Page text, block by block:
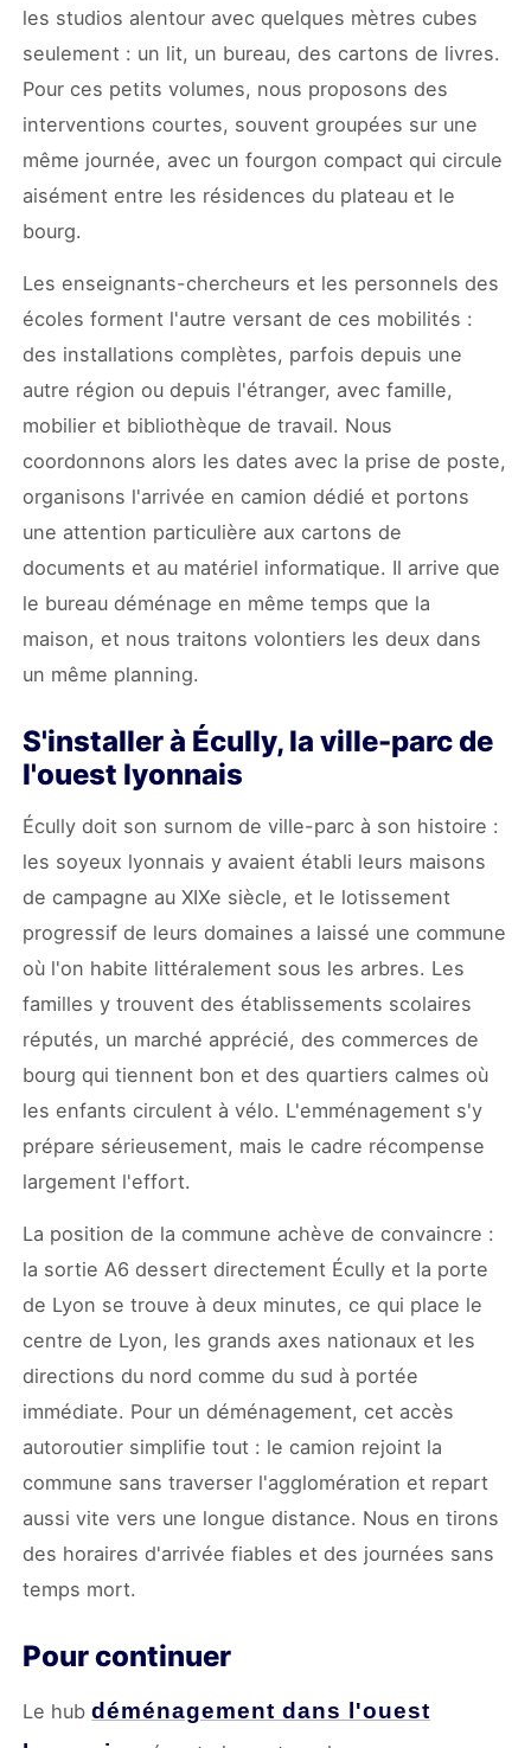
les studios alentour avec quelques mètres cubes
seulement : un lit, un bureau, des cartons de livres.
Pour ces petits volumes, nous proposons des
interventions courtes, souvent groupées sur une
même journée, avec un fourgon compact qui circule
aisément entre les résidences du plateau et le
bourg.
Les enseignants-chercheurs et les personnels des
écoles forment l'autre versant de ces mobilités :
des installations complètes, parfois depuis une
autre région ou depuis l'étranger, avec famille,
mobilier et bibliothèque de travail. Nous
coordonnons alors les dates avec la prise de poste,
organisons l'arrivée en camion dédié et portons
une attention particulière aux cartons de
documents et au matériel informatique. Il arrive que
le bureau déménage en même temps que la
maison, et nous traitons volontiers les deux dans
un même planning.
S'installer à Écully, la ville-parc de
l'ouest lyonnais
Écully doit son surnom de ville-parc à son histoire :
les soyeux lyonnais y avaient établi leurs maisons
de campagne au XIXe siècle, et le lotissement
progressif de leurs domaines a laissé une commune
où l'on habite littéralement sous les arbres. Les
familles y trouvent des établissements scolaires
réputés, un marché apprécié, des commerces de
bourg qui tiennent bon et des quartiers calmes où
les enfants circulent à vélo. L'emménagement s'y
prépare sérieusement, mais le cadre récompense
largement l'effort.
La position de la commune achève de convaincre :
la sortie A6 dessert directement Écully et la porte
de Lyon se trouve à deux minutes, ce qui place le
centre de Lyon, les grands axes nationaux et les
directions du nord comme du sud à portée
immédiate. Pour un déménagement, cet accès
autoroutier simplifie tout : le camion rejoint la
commune sans traverser l'agglomération et repart
aussi vite vers une longue distance. Nous en tirons
des horaires d'arrivée fiables et des journées sans
temps mort.
Pour continuer
Le hubdéménagement dans l'ouest